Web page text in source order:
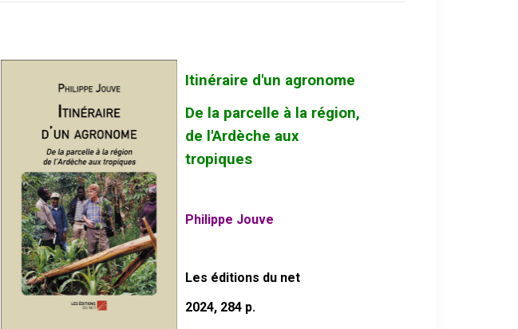
Itinéraire d'un agronome
De la parcelle à la région,
de l'Ardèche aux
tropiques
Philippe Jouve
Les éditions du net
2024, 284 p.